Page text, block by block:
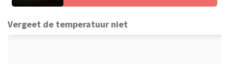
Vergeet de temperatuur niet